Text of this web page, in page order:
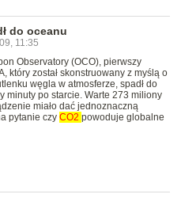
do oceanu
11:35
Observatory (OCO), pierwszy
który został skonstruowany z myślą o
węgla w atmosferze, spadł do
minuty po starcie. Warte 273 miliony
miało dać jednoznaczną
pytanie czy CO2 powoduje globalne